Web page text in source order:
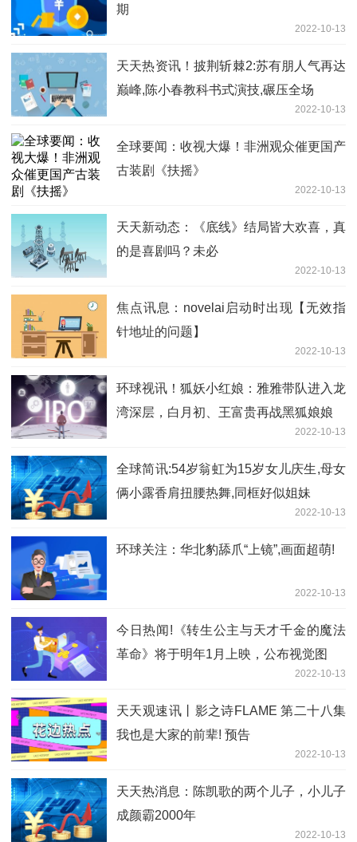
期
2022-10-13
天天热资讯！披荆斩棘2:苏有朋人气再达
巅峰,陈小春教科书式演技,碾压全场
2022-10-13
全球要闻：收视大爆！非洲观众催更国产
古装剧《扶摇》
2022-10-13
天天新动态：《底线》结局皆大欢喜，真
的是喜剧吗？未必
2022-10-13
焦点讯息：novelai启动时出现【无效指
针地址的问题】
2022-10-13
环球视讯！狐妖小红娘：雅雅带队进入龙
湾深层，白月初、王富贵再战黑狐娘娘
2022-10-13
全球简讯:54岁翁虹为15岁女儿庆生,母女
俩小露香肩扭腰热舞,同框好似姐妹
2022-10-13
环球关注：华北豹舔爪“上镜”,画面超萌!
2022-10-13
今日热闻!《转生公主与天才千金的魔法
革命》将于明年1月上映，公布视觉图
2022-10-13
天天观速讯丨影之诗FLAME 第二十八集
我也是大家的前辈! 预告
2022-10-13
天天热消息：陈凯歌的两个儿子，小儿子
成颜霸2000年
2022-10-13